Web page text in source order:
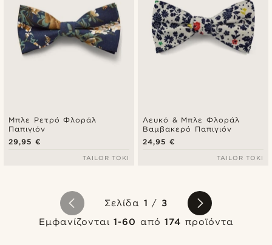
Μπλε Ρετρό Φλοράλ
Παπιγιόν
29,95 €
TAILOR TOKI
Λευκό & Μπλε Φλοράλ
Βαμβακερό Παπιγιόν
24,95 €
TAILOR TOKI
Σελίδα 1 / 3
Εμφανίζονται 1-60 από 174 προϊόντα